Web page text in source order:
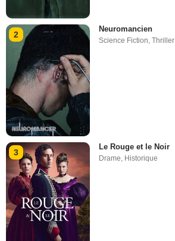
2
Neuromancien
Science Fiction ,Thriller
3
Le Rouge et le Noir
Drame, Historique